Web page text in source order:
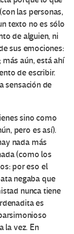
las personas,
texto no es sólo
de alguien, ni
sus emociones:
aún, está ahí
de escribir.
sensación de
sino como
pero es así).
nada más
(como los
por eso el
negaba que
nunca tiene
es
la vez. En